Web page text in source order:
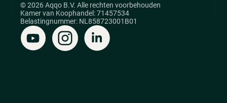
© 2026 Aqqo B.V. Alle rechten voorbehouden
Kamer van Koophandel: 71457534
Belastingnummer: NL858723001B01